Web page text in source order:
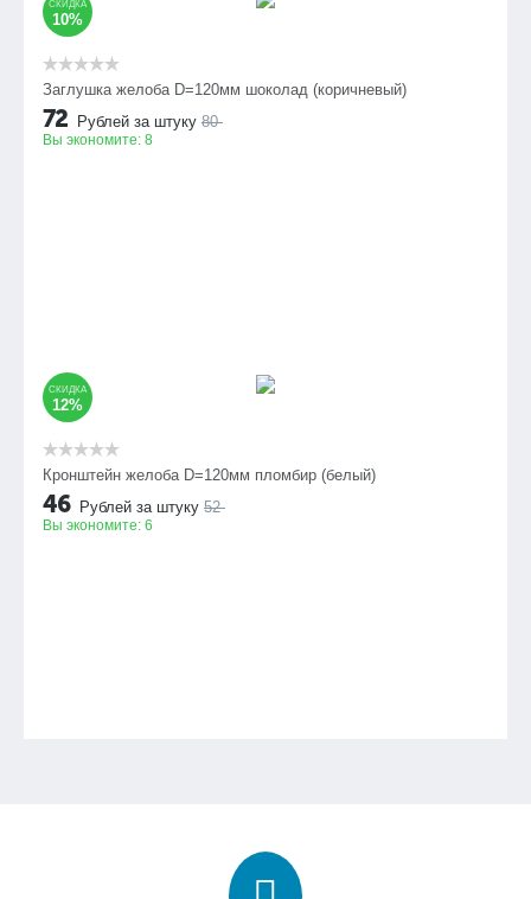
СКИДКА
10%
Заглушка желоба D=120мм шоколад (коричневый)
72 Рублей за штуку 80
Вы экономите: 8
СКИДКА
12%
Кронштейн желоба D=120мм пломбир (белый)
46 Рублей за штуку 52
Вы экономите: 6